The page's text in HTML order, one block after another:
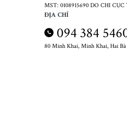
MST: 0108915690 DO CHI
ĐỊA CHỈ
094 384
80 Minh Khai, Minh Khai, Hai